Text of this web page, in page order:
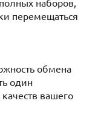
наборов,
перемещаться
обмена
один
вашего